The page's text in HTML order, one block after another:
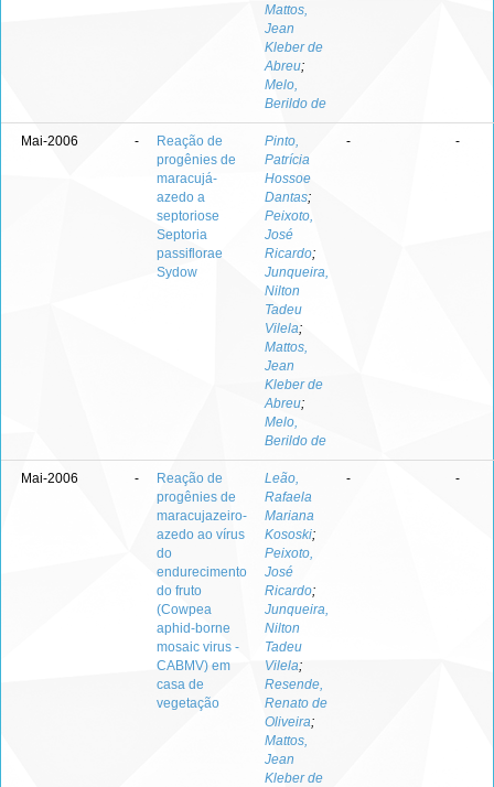
Mattos,
Jean
Kleber de
Abreu;
Melo,
Berildo de
Mai-2006 -
Reação de
progênies de
maracujá-
azedo a
septoriose
Septoria
passiflorae
Sydow
Pinto,
Patrícia
Hossoe
Dantas;
Peixoto,
José
Ricardo;
Junqueira,
Nilton
Tadeu
Vilela;
Mattos,
Jean
Kleber de
Abreu;
Melo,
Berildo de
- -
Mai-2006 -
Reação de
progênies de
maracujazeiro-
azedo ao vírus
do
endurecimento
do fruto
(Cowpea
aphid-borne
mosaic virus -
CABMV) em
casa de
vegetação
Leão,
Rafaela
Mariana
Kososki;
Peixoto,
José
Ricardo;
Junqueira,
Nilton
Tadeu
Vilela;
Resende,
Renato de
Oliveira;
Mattos,
Jean
Kleber de
- -